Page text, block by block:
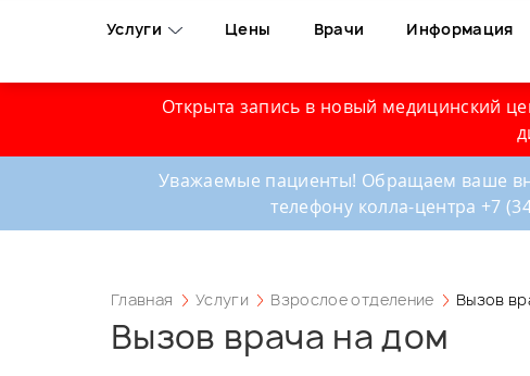
Услуги Цены Врачи Информация
Открыта запись в новый медицинский
Уважаемые пациенты! Обращаем ваше
телефону колла-центра +7
Главная Услуги Взрослое отделение Вызов
Вызов врача на дом